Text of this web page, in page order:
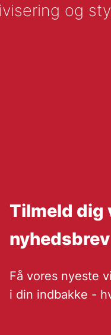
og
Tilmeld dig
nyhedsbrev
Få vores nyeste
i din indbakke -